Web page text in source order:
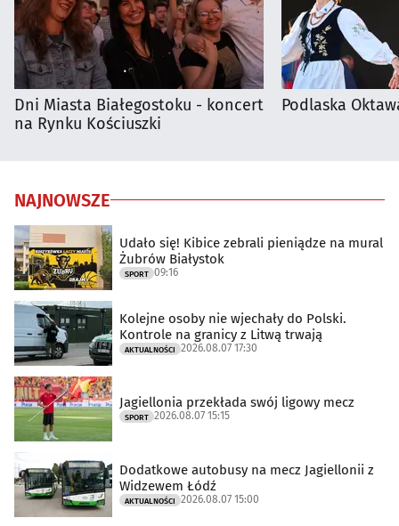
Dni Miasta Białegostoku - koncert
na Rynku Kościuszki
Podlaska
NAJNOWSZE
Udało się! Kibice zebrali pieniądze na mural
Żubrów Białystok
SPORT 09:16
Kolejne osoby nie wjechały do Polski.
Kontrole na granicy z Litwą trwają
AKTUALNOŚCI 2026.08.07 17:30
Jagiellonia przekłada swój ligowy mecz
SPORT 2026.08.07 15:15
Dodatkowe autobusy na mecz Jagiellonii z
Widzewem Łódź
AKTUALNOŚCI 2026.08.07 15:00